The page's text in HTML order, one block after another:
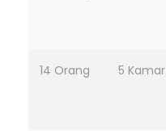
14 Orang 5 Kamar